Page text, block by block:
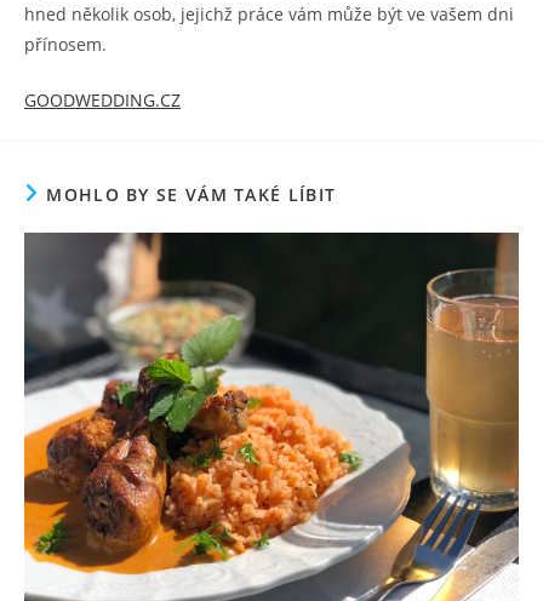
hned několik osob, jejichž práce vám může být ve vašem dni
přínosem.
GOODWEDDING.CZ
MOHLO BY SE VÁM TAKÉ LÍBIT